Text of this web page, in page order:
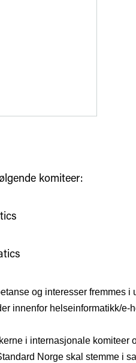
komiteer:
og interesser fremmes i
innenfor helseinformatikk/e-
i internasjonale komiteer
Norge skal stemme i